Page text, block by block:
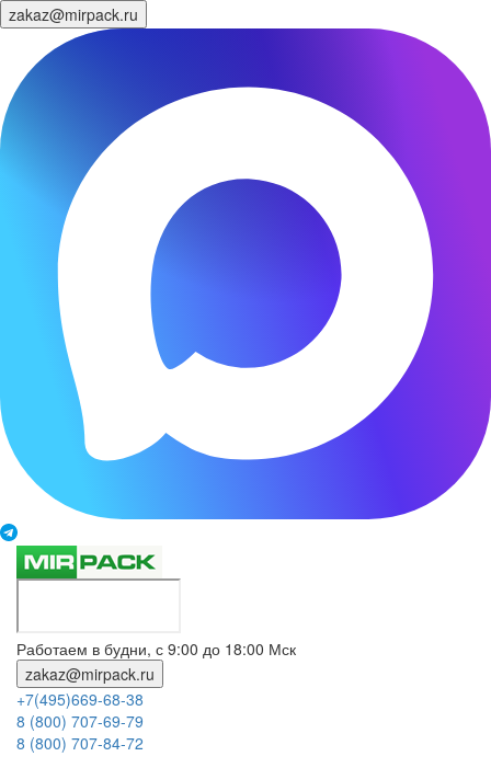
zakaz@mirpack.ru
Работаем в будни, с 9:00 до 18:00 Мск
zakaz@mirpack.ru
+7(495)669-68-38
8 (800) 707-69-79
8 (800) 707-84-72